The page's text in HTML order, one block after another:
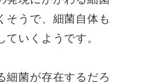
そうで、細菌自体も
いくようです。
細菌が存在するだろ